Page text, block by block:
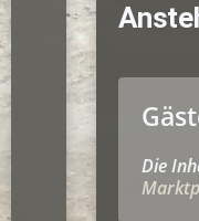
Die